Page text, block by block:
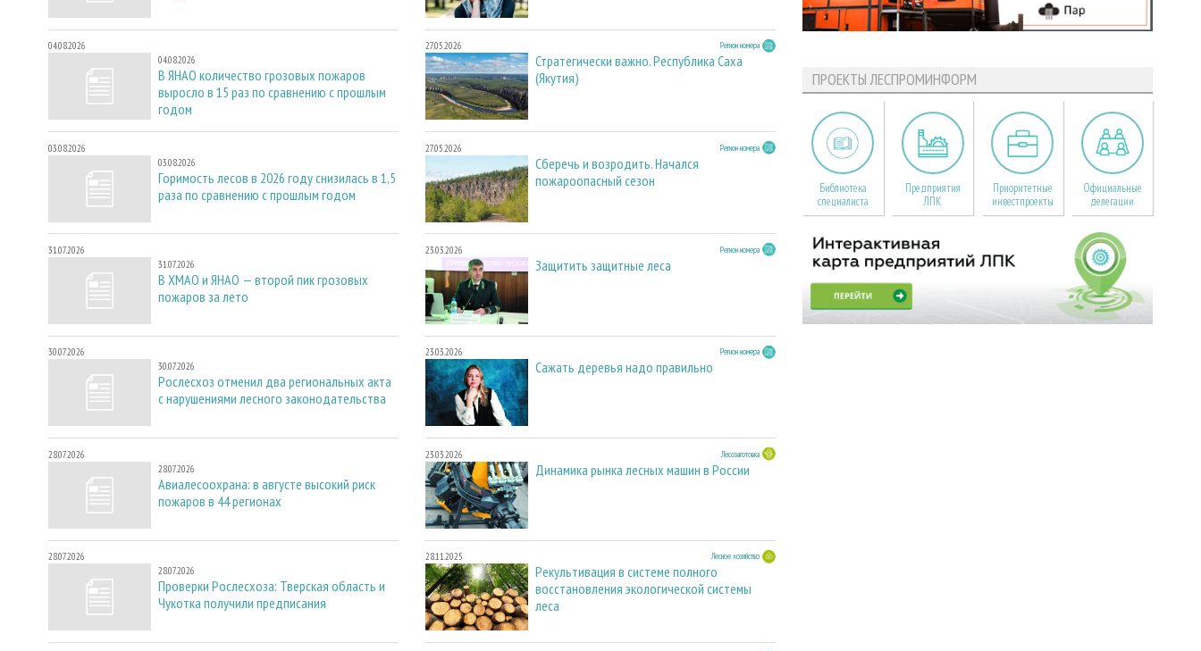
04.08.2026
04.08.2026
В ЯНАО количество грозовых пожаров
выросло в 15 раз по сравнению с прошлым
годом
03.08.2026
03.08.2026
Горимость лесов в 2026 году снизилась в 1,5
раза по сравнению с прошлым годом
31.07.2026
31.07.2026
В ХМАО и ЯНАО — второй пик грозовых
пожаров за лето
30.07.2026
30.07.2026
Рослесхоз отменил два региональных акта
с нарушениями лесного законодательства
28.07.2026
28.07.2026
Авиалесоохрана: в августе высокий риск
пожаров в 44 регионах
28.07.2026
28.07.2026
Проверки Рослесхоза: Тверская область и
Чукотка получили предписания
27.05.2026 Регион номера
Стратегически важно. Республика Саха
(Якутия)
27.05.2026 Регион номера
Сберечь и возродить. Начался
пожароопасный сезон
23.03.2026 Регион номера
Защитить защитные леса
23.03.2026 Регион номера
Сажать деревья надо правильно
23.03.2026 Лесозаготовка
Динамика рынка лесных машин в России
28.11.2025 Лесное хозяйство
Рекультивация в системе полного
восстановления экологической системы
леса
ПРОЕКТЫ ЛЕСПРОМИНФОРМ
Библиотека
специалиста
Предприятия
ЛПК
Приоритетные
инвестпроекты
Официальные
делегации